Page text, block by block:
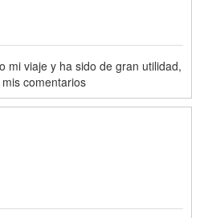
mi viaje y ha sido de gran utilidad,
comentarios